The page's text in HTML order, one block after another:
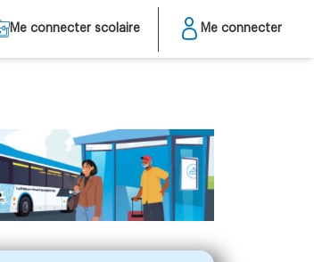
Me connecter scolaire Me connecter